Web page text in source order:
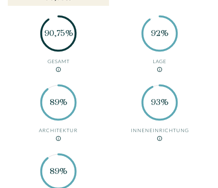
90,75%
GESAMT
92%
LAGE
89%
ARCHITEKTUR
93%
INNENEINRICHTUNG
89%